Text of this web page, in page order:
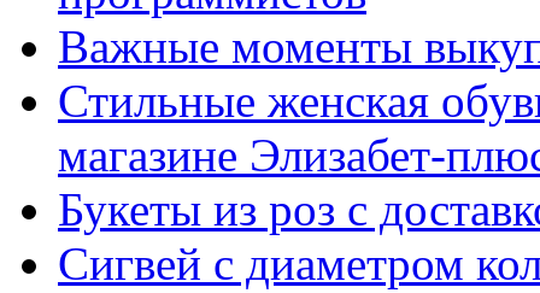
Важные моменты
Стильные женская
магазине Элизабет-
Букеты из роз с
Сигвей с диаметром